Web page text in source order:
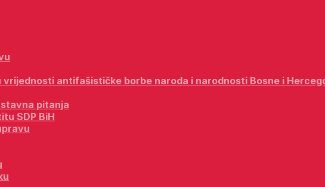
antifašističke borbe naroda i narodnosti Bosne i
pitanja
SDP BiH